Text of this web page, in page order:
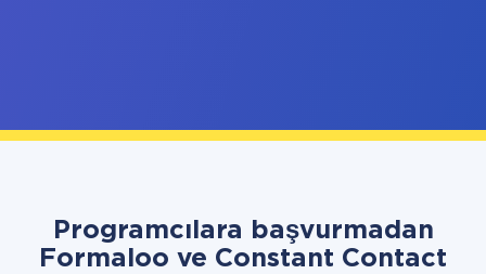
Programcılara başvurmadan
Formaloo ve Constant Contact